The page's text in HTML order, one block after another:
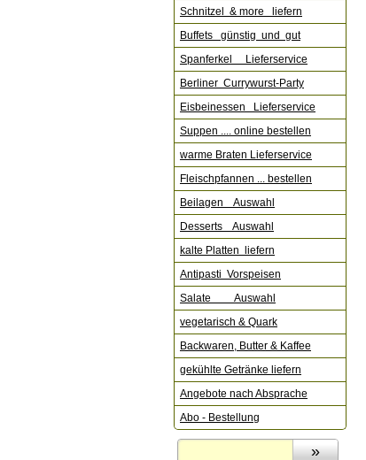
Schnitzel & more liefern
Buffets günstig und gut
Spanferkel Lieferservice
Berliner Currywurst-Party
Eisbeinessen Lieferservice
Suppen .... online bestellen
warme Braten Lieferservice
Fleischpfannen ... bestellen
Beilagen Auswahl
Desserts Auswahl
kalte Platten liefern
Antipasti Vorspeisen
Salate Auswahl
vegetarisch & Quark
Backwaren, Butter & Kaffee
gekühlte Getränke liefern
Angebote nach Absprache
Abo - Bestellung